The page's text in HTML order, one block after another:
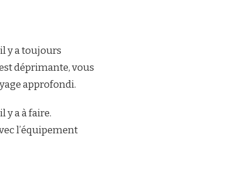
y a toujours
déprimante, vous
approfondi.
y a à faire.
l’équipement